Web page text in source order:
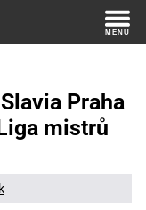
Praha
mistrů